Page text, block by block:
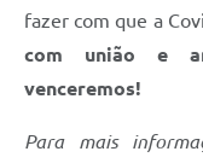
fazer com que a
com união e
venceremos!
Para mais